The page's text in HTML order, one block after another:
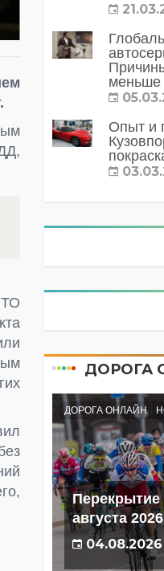
ТО
меньше
Опыт и
ДОРОГА
ДОРОГА ОНЛАЙН
Перекрытие
августа
04.08.2026